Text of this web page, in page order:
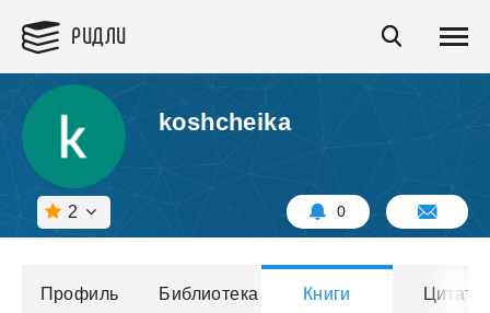
РИДЛИ
koshcheika
2 0
Профиль Библиотека Книги Цитаты